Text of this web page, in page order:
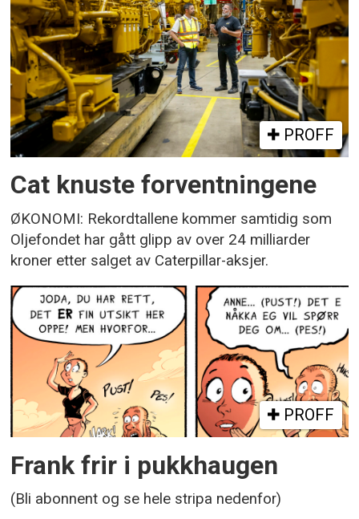
PROFF
Cat knuste forventningene
ØKONOMI: Rekordtallene kommer samtidig som
Oljefondet har gått glipp av over 24 milliarder
kroner etter salget av Caterpillar-aksjer.
PROFF
Frank frir i pukkhaugen
(Bli abonnent og se hele stripa nedenfor)